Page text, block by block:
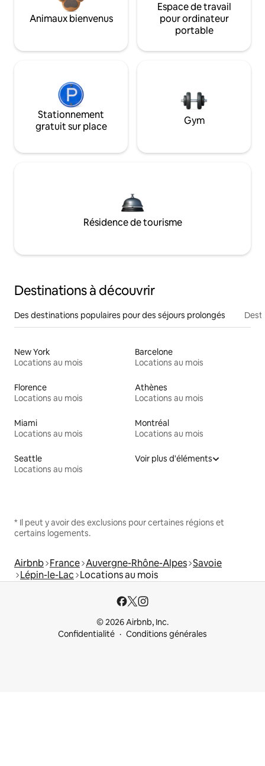
Animaux bienvenus
Espace de travail
pour ordinateur
portable
Stationnement
gratuit sur place
Gym
Résidence de tourisme
Destinations à découvrir
Des destinations populaires pour des séjours prolongés
New York
Locations au mois
Barcelone
Locations au mois
Florence
Locations au mois
Athènes
Locations au mois
Miami
Locations au mois
Montréal
Locations au mois
Seattle
Locations au mois
Voir plus d'éléments
* Il peut y avoir des exclusions pour certaines régions et
certains logements.
Airbnb France Auvergne-Rhône-Alpes Savoie
Lépin-le-Lac Locations au mois
© 2026 Airbnb, Inc.
Confidentialité
Conditions générales